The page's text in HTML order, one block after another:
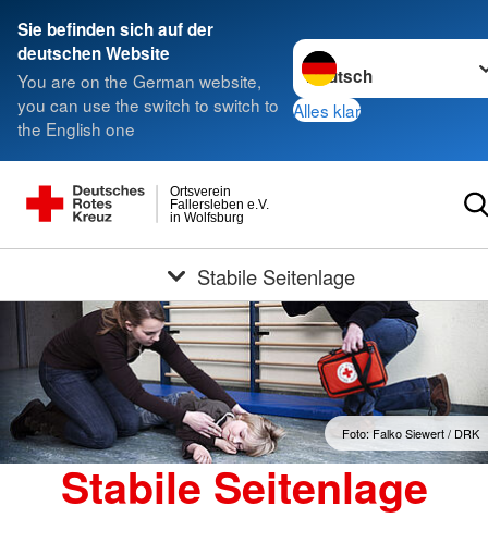
Sie befinden sich auf der
deutschen Website
You are on the German website,
you can use the switch to switch to
the English one
Sprache wechseln zu
Alles klar
in Wolfsburg
Fallersleben e.V.
Ortsverein
Stabile Seitenlage
Foto: Falko Siewert / DRK
Stabile Seitenlage